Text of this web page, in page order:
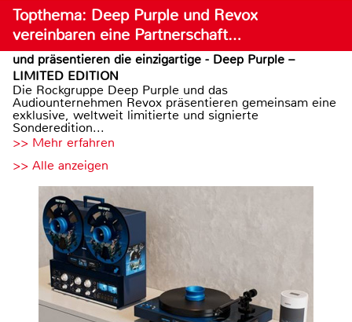
Topthema: Deep Purple und Revox
vereinbaren eine Partnerschaft…
und präsentieren die einzigartige - Deep Purple –
LIMITED EDITION
Die Rockgruppe Deep Purple und das
Audiounternehmen Revox präsentieren gemeinsam eine
exklusive, weltweit limitierte und signierte
Sonderedition...
>> Mehr erfahren
>> Alle anzeigen